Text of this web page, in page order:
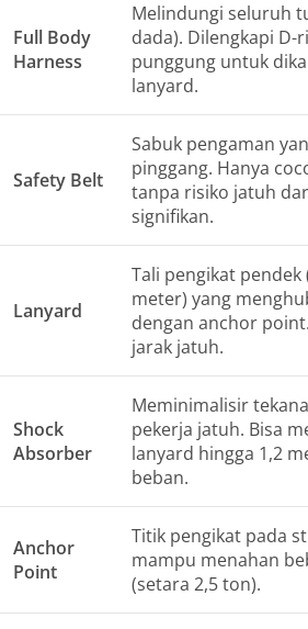
Full Body
Harness
Melindungi seluruh
dada). Dilengkapi D-
punggung untuk
lanyard.
Safety Belt
Sabuk pengaman
pinggang. Hanya
tanpa risiko jatuh
signifikan.
Lanyard
Tali pengikat pendek
meter) yang
dengan anchor point
jarak jatuh.
Shock
Absorber
Meminimalisir
pekerja jatuh. Bisa
lanyard hingga 1,2
beban.
Anchor
Point
Titik pengikat pada
mampu menahan
(setara 2,5 ton).